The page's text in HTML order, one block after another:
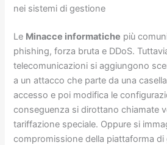
nei sistemi di gestione
Le Minacce informatiche più
phishing, forza bruta e DDoS.
telecomunicazioni si aggiungono
a un attacco che parte da una
accesso e poi modifica le
conseguenza si dirottano chiamate
tariffazione speciale. Oppure si
compromissione della piattaforma di